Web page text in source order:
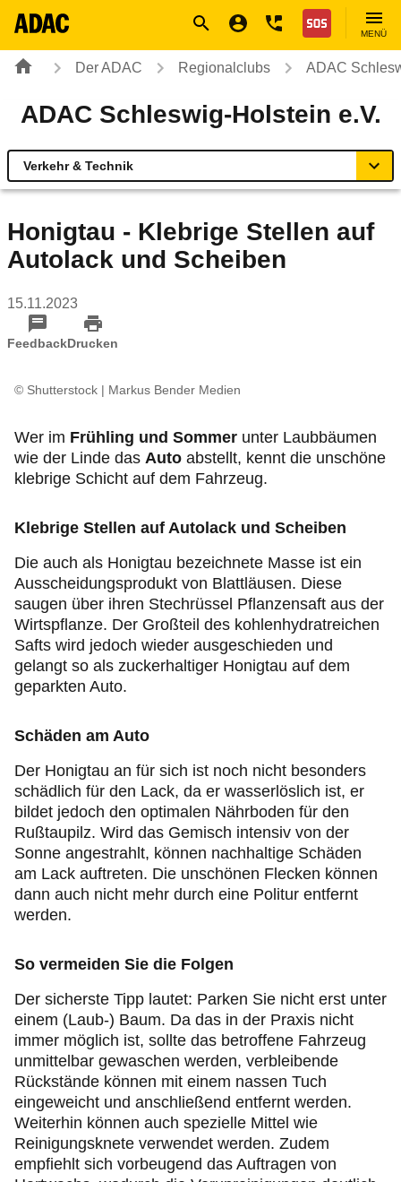
Nothilfe
MENÜ
Der ADAC Regionalclubs ADAC
ADAC Schleswig-Holstein e.V.
Verkehr & Technik
Geschäftsstellen & Reisebüros
Touristik & Events
Fahrsicherheit
Honigtau - Klebrige Stellen auf
Autolack und Scheiben
15.11.2023
FeedbackDrucken
© Shutterstock | Markus Bender Medien
Wer im Frühling und Sommer unter Laubbäumen
wie der Linde das Auto abstellt, kennt die unschöne
klebrige Schicht auf dem Fahrzeug.
Klebrige Stellen auf Autolack und Scheiben
Die auch als Honigtau bezeichnete Masse ist ein
Ausscheidungsprodukt von Blattläusen. Diese
saugen über ihren Stechrüssel Pflanzensaft aus der
Wirtspflanze. Der Großteil des kohlenhydratreichen
Safts wird jedoch wieder ausgeschieden und
gelangt so als zuckerhaltiger Honigtau auf dem
geparkten Auto.
Schäden am Auto
Der Honigtau an für sich ist noch nicht besonders
schädlich für den Lack, da er wasserlöslich ist, er
bildet jedoch den optimalen Nährboden für den
Rußtaupilz. Wird das Gemisch intensiv von der
Sonne angestrahlt, können nachhaltige Schäden
am Lack auftreten. Die unschönen Flecken können
dann auch nicht mehr durch eine Politur entfernt
werden.
So vermeiden Sie die Folgen
Der sicherste Tipp lautet: Parken Sie nicht erst unter
einem (Laub-) Baum. Da das in der Praxis nicht
immer möglich ist, sollte das betroffene Fahrzeug
unmittelbar gewaschen werden, verbleibende
Rückstände können mit einem nassen Tuch
eingeweicht und anschließend entfernt werden.
Weiterhin können auch spezielle Mittel wie
Reinigungsknete verwendet werden. Zudem
empfiehlt sich vorbeugend das Auftragen von